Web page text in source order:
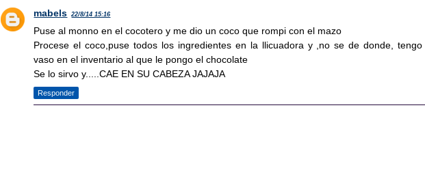
mabels 22/8/14 15:16
Puse al monno en el cocotero y me dio un coco que rompi con el mazo
Procese el coco,puse todos los ingredientes en la llicuadora y ,no se de donde, tengo
vaso en el inventario al que le pongo el chocolate
Se lo sirvo y.....CAE EN SU CABEZA JAJAJA
Responder